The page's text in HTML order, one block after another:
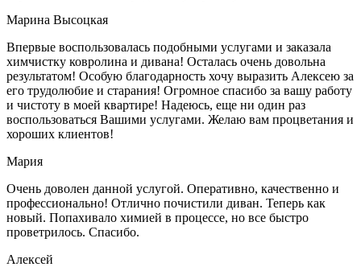
Марина Высоцкая
Впервые воспользовалась подобными услугами и заказала
химчистку ковролина и дивана! Осталась очень довольна
результатом! Особую благодарность хочу выразить Алексею за
его трудолюбие и старания! Огромное спасибо за вашу работу
и чистоту в моей квартире! Надеюсь, еще ни один раз
воспользоваться Вашими услугами. Желаю вам процветания и
хороших клиентов!
Мария
Очень доволен данной услугой. Оперативно, качественно и
профессионально! Отлично почистили диван. Теперь как
новый. Попахивало химией в процессе, но все быстро
проветрилось. Спасибо.
Алексей